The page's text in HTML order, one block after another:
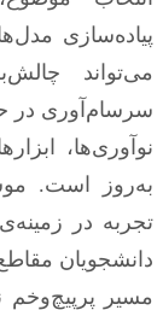
پیاده‌سازی
می‌تواند
سرسام‌آوری در
نوآوری‌ها،
به‌روز است.
تجربه در
دانشجویان
مسیر پرپیچ‌وخم